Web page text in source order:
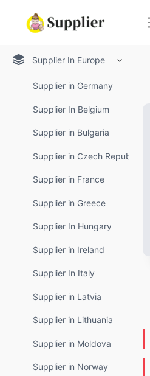
Supplier In Europe
Supplier in Germany
Supplier In Belgium
Supplier in Bulgaria
Supplier in Czech Republic
Supplier in France
Supplier in Greece
Supplier In Hungary
Supplier in Ireland
Supplier In Italy
Supplier in Latvia
Supplier in Lithuania
Supplier in Moldova
Supplier in Norway